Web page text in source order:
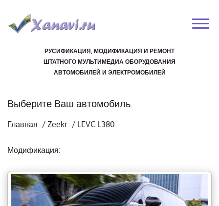
РУСИФИКАЦИЯ, МОДИФИКАЦИЯ И РЕМОНТ
ШТАТНОГО МУЛЬТИМЕДИА ОБОРУДОВАНИЯ
АВТОМОБИЛЕЙ И ЭЛЕКТРОМОБИЛЕЙ
Выберите Ваш автомобиль:
Главная / Zeekr / LEVC L380
Модификация: